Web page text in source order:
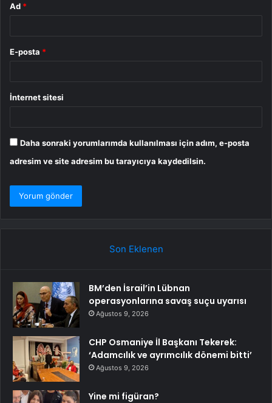
Ad *
E-posta *
İnternet sitesi
Daha sonraki yorumlarımda kullanılması için adım, e-posta
adresim ve site adresim bu tarayıcıya kaydedilsin.
Son Eklenen
BM’den İsrail’in Lübnan
operasyonlarına savaş suçu uyarısı
Ağustos 9, 2026
CHP Osmaniye İl Başkanı Tekerek:
‘Adamcılık ve ayrımcılık dönemi bitti’
Ağustos 9, 2026
Yine mi figüran?